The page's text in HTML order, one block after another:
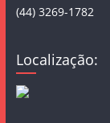
(44) 3269-1782
Localização: